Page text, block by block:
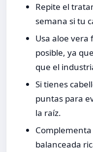
Repite el
semana si tu
Usa aloe vera
posible, ya
que el
Si tienes
puntas para
la raíz.
balanceada